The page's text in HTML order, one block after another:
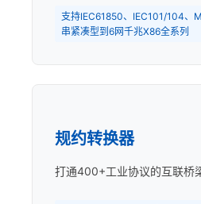
支持IEC61850、IEC101/104、
串紧凑型到6网千兆X86全系列
规约转换器
打通400+工业协议的互联桥